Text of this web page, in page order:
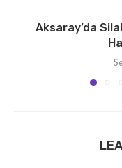
Aksaray’da